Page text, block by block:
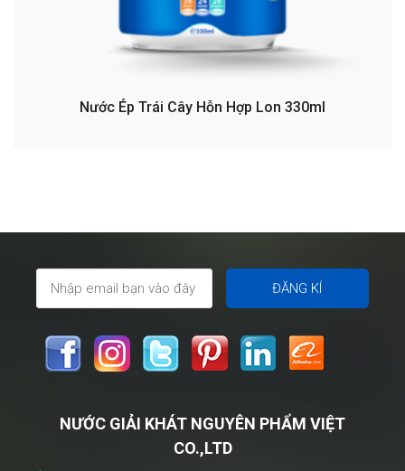
Nước Ép Trái Cây Hỗn Hợp Lon 330ml
NƯỚC GIẢI KHÁT NGUYÊN PHẨM VIỆT
CO.,LTD